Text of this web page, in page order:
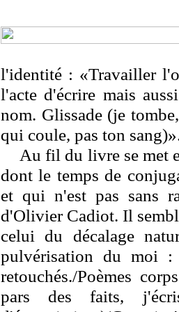
l'identité : «Travailler
l'acte d'écrire mais
nom. Glissade (je
qui coule, pas ton
Au fil du livre se met
dont le temps de
et qui n'est pas sans
d'Olivier Cadiot. Il
celui du décalage
pulvérisation du moi :
retouchés./Poèmes
pars des faits,